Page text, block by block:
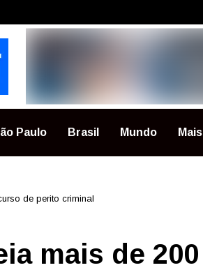
Paulo Brasil Mundo Mais
de perito criminal
mais de 200